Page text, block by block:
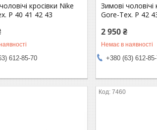
кросівки Nike
Р 40 41 42 43
612-85-70
Зимові чоловічі
Gore-Tex. Р 42
2 950 ₴
Немає в наявності
+380 (63) 612-
7460